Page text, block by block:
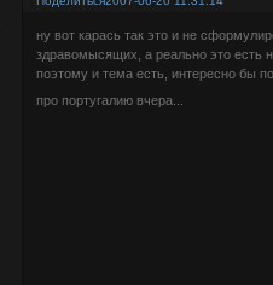
ну вот карась так это и не
здравомысящих, а реально это есть
поэтому и тема есть, интересно бы
про португалию вчера...